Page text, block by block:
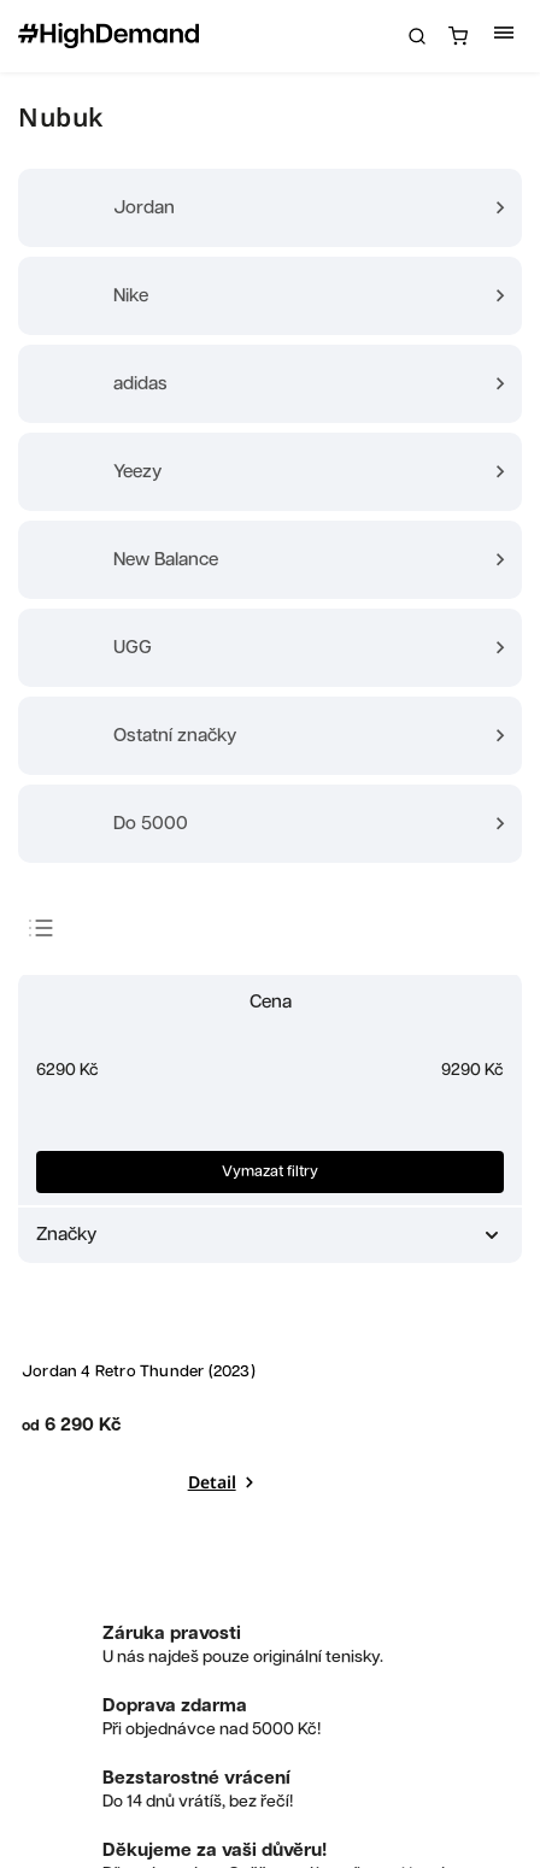
Nubuk
Jordan
Nike
adidas
Yeezy
New Balance
UGG
Ostatní značky
Do 5000
Nejprodávanější
Cena
6290 Kč 9290 Kč
Značky
New Balance
UGG
Vymazat filtry
Jordan 4 Retro Thunder (2023)
od 6 290 Kč
Detail
Záruka pravosti
U nás najdeš pouze originální tenisky.
Doprava zdarma
Při objednávce nad 5000 Kč!
Bezstarostné vrácení
Do 14 dnů vrátíš, bez řečí!
Děkujeme za vaši důvěru!